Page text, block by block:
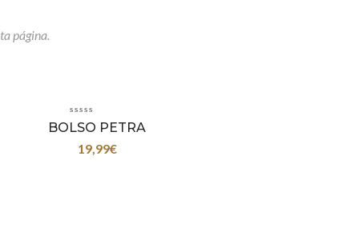
página.
BOLSO PETRA
19,99€